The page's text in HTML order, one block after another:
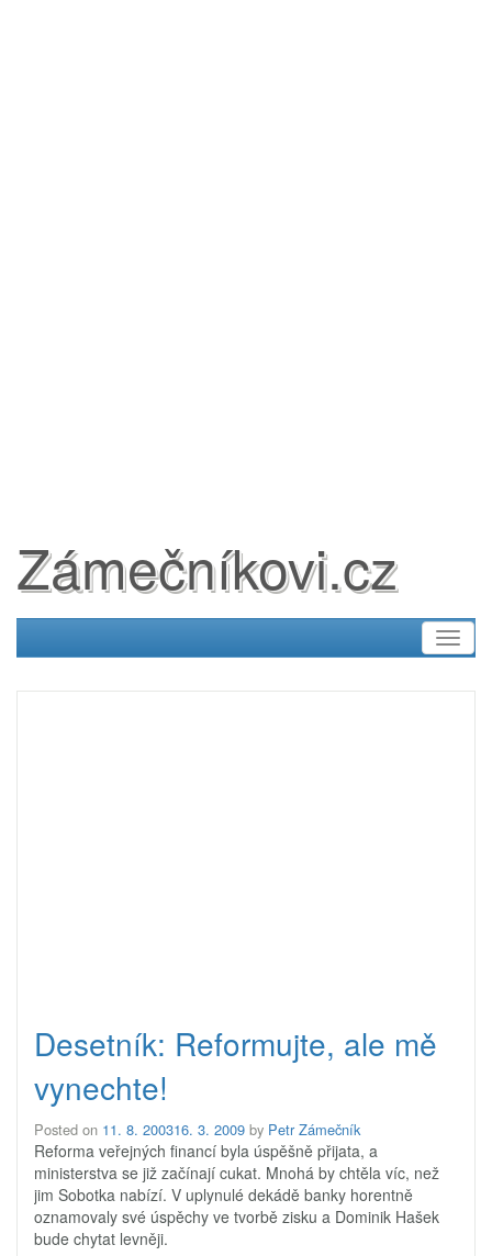
Zámečníkovi.cz
Desetník: Reformujte, ale mě
vynechte!
Posted on 11. 8. 200316. 3. 2009 by Petr Zámečník
Reforma veřejných financí byla úspěšně přijata, a
ministerstva se již začínají cukat. Mnohá by chtěla víc, než
jim Sobotka nabízí. V uplynulé dekádě banky horentně
oznamovaly své úspěchy ve tvorbě zisku a Dominik Hašek
bude chytat levněji.